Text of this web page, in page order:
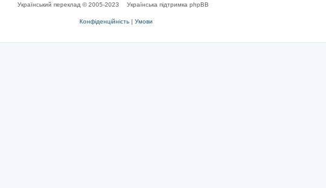
Український переклад © 2005-2023 Українська підтримка phpBB
Конфіденційність | Умови